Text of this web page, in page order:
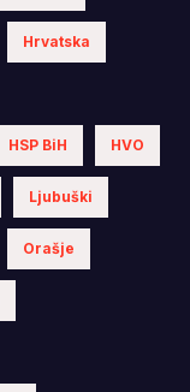
Hrvatska
HSP BiH HVO
Ljubuški
Orašje